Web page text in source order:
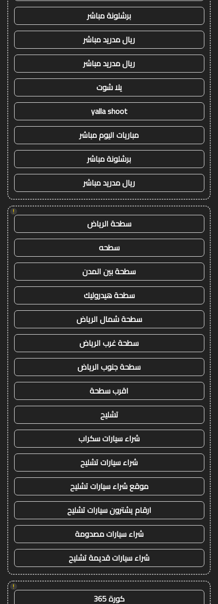
برشلونة مباشر
ريال مدريد مباشر
ريال مدريد مباشر
يلا شوت
yalla shoot
مباريات اليوم مباشر
برشلونة مباشر
ريال مدريد مباشر
!
سطحة الرياض
سطحه
سطحة بين المدن
سطحة هيدروليك
سطحة شمال الرياض
سطحة غرب الرياض
سطحة جنوب الرياض
اقرب سطحة
تشليح
شراء سيارات سكراب
شراء سيارات تشليح
موقع شراء سيارات تشليح
ارقام يشترون سيارات تشليح
شراء سيارات مصدومة
شراء سيارات قديمة تشليح
!
كورة 365